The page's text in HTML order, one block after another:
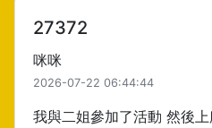
27372
咪咪
2026-07-22 06:44:44
我與二姐參加了活動 然後